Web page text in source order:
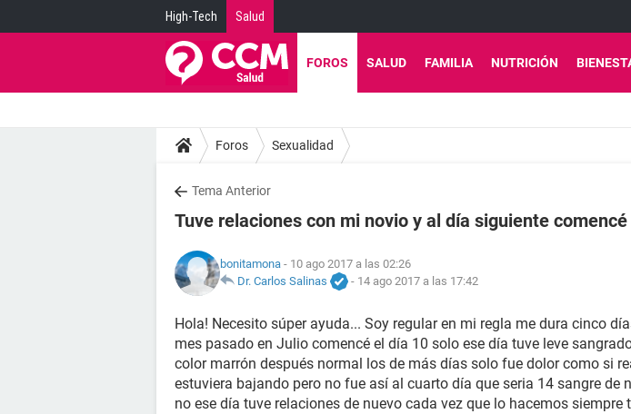
High-Tech Salud
FOROS SALUD FAMILIA NUTRICIÓN
Foros Sexualidad
Tema Anterior
Tuve relaciones con mi novio y al día siguiente
bonitamona - 10 ago 2017 a las 02:26
Dr. Carlos Salinas
- 14 ago 2017 a las 17:42
Hola! Necesito súper ayuda... Soy regular en mi regla me dura cinco
mes pasado en Julio comencé el día 10 solo ese día tuve leve
color marrón después normal los de más días solo fue dolor como si
estuviera bajando pero no fue así al cuarto día que seria 14 sangre de
no ese día tuve relaciones de nuevo cada vez que lo hacemos siempre